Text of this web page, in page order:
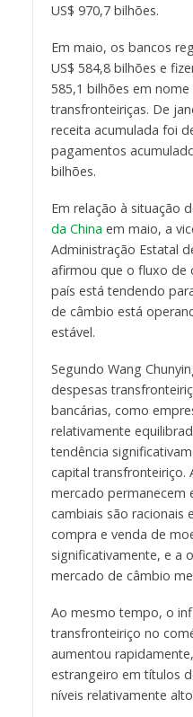
US$ 970,7 bilhões.
Em maio, os bancos
US$ 584,8 bilhões e
585,1 bilhões em
transfronteiriças. De
receita acumulada foi
pagamentos
bilhões.
Em relação à situação
da China em maio, a
Administração Estatal
afirmou que o fluxo de
país está tendendo
de câmbio está
estável.
Segundo Wang
despesas
bancárias, como
relativamente
tendência
capital transfronteiriço.
mercado permanecem
cambiais são racionais
compra e venda de
significativamente, e a
mercado de câmbio
Ao mesmo tempo, o
transfronteiriço no
aumentou
estrangeiro em títulos
níveis relativamente